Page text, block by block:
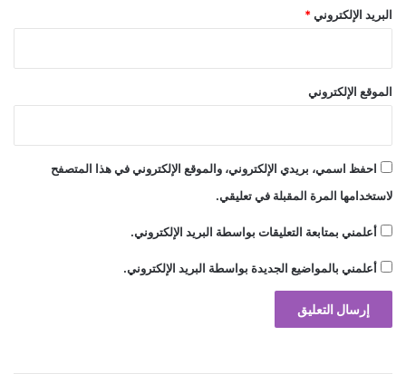
البريد الإلكتروني*
الموقع الإلكتروني
احفظ اسمي، بريدي الإلكتروني، والموقع الإلكتروني في هذا المتصفح
لاستخدامها المرة المقبلة في تعليقي.
أعلمني بمتابعة التعليقات بواسطة البريد الإلكتروني.
أعلمني بالمواضيع الجديدة بواسطة البريد الإلكتروني.